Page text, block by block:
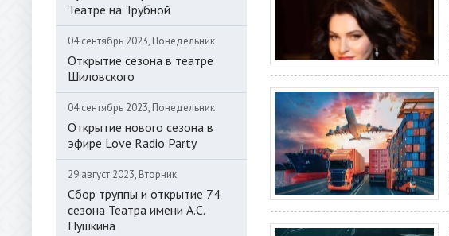
Театре на Трубной
04 сентябрь 2023, Понедельник
Открытие сезона в театре
Шиловского
04 сентябрь 2023, Понедельник
Открытие нового сезона в
эфире Love Radio Party
29 август 2023, Вторник
Сбор труппы и открытие 74
сезона Театра имени А.С.
Пушкина